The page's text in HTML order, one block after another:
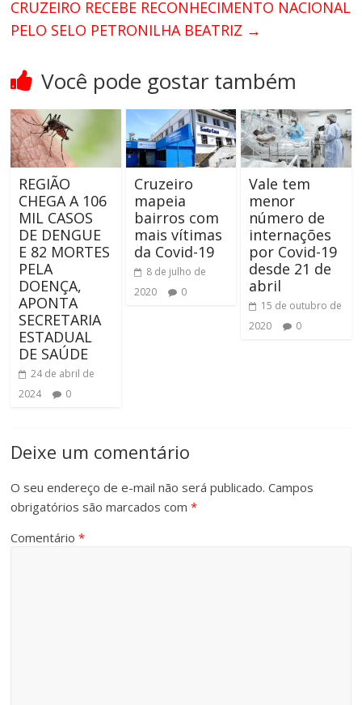
CRUZEIRO RECEBE RECONHECIMENTO NACIONAL
PELO SELO PETRONILHA BEATRIZ →
Você pode gostar também
REGIÃO
CHEGA A 106
MIL CASOS
DE DENGUE
E 82 MORTES
PELA
DOENÇA,
APONTA
SECRETARIA
ESTADUAL
DE SAÚDE
24 de abril de
2024
0
Cruzeiro
mapeia
bairros com
mais vítimas
da Covid-19
8 de julho de
2020
0
Vale tem
menor
número de
internações
por Covid-19
desde 21 de
abril
15 de outubro de
2020
0
Deixe um comentário
O seu endereço de e-mail não será publicado. Campos
obrigatórios são marcados com*
Comentário*